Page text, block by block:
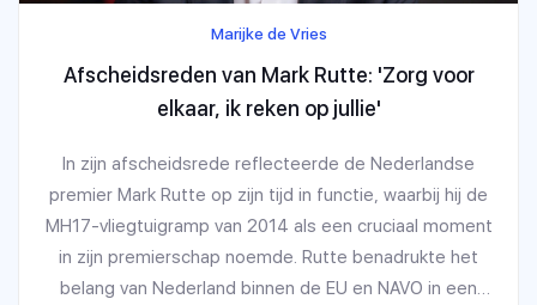
Marijke de Vries
Afscheidsreden van Mark Rutte: 'Zorg voor
elkaar, ik reken op jullie'
In zijn afscheidsrede reflecteerde de Nederlandse
premier Mark Rutte op zijn tijd in functie, waarbij hij de
MH17-vliegtuigramp van 2014 als een cruciaal moment
in zijn premierschap noemde. Rutte benadrukte het
belang van Nederland binnen de EU en NAVO in een